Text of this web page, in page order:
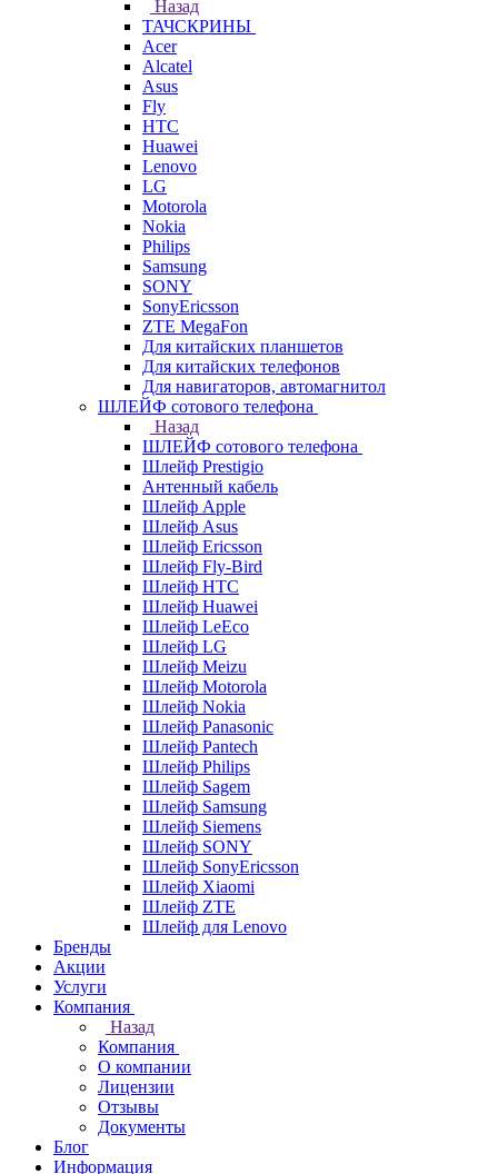
Назад
ТАЧСКРИНЫ
Acer
Alcatel
Asus
Fly
HTC
Huawei
Lenovo
LG
Motorola
Nokia
Philips
Samsung
SONY
SonyEricsson
ZTE MegaFon
Для китайских планшетов
Для китайских телефонов
Для навигаторов, автомагнитол
ШЛЕЙФ сотового телефона
Назад
ШЛЕЙФ сотового телефона
Шлейф Prestigio
Антенный кабель
Шлейф Apple
Шлейф Asus
Шлейф Ericsson
Шлейф Fly-Bird
Шлейф HTC
Шлейф Huawei
Шлейф LeEco
Шлейф LG
Шлейф Meizu
Шлейф Motorola
Шлейф Nokia
Шлейф Panasonic
Шлейф Pantech
Шлейф Philips
Шлейф Sagem
Шлейф Samsung
Шлейф Siemens
Шлейф SONY
Шлейф SonyEricsson
Шлейф Xiaomi
Шлейф ZTE
Шлейф для Lenovo
Бренды
Акции
Услуги
Компания
Назад
Компания
О компании
Лицензии
Отзывы
Документы
Блог
Информация